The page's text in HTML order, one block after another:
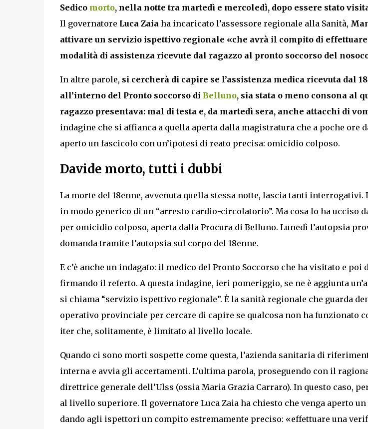
Sedico morto, nella notte tra martedì e mercoledì, dopo essere stato
Il governatore Luca Zaiaha incaricato l’assessore regionale alla Sanità,
attivare un servizio ispettivo regionale «che avrà il compito di
modalità di assistenza ricevute dal ragazzo al pronto soccorso del
In altre parole, si cercherà di capire se l’assistenza medica ricevuta dal
all’interno del Pronto soccorso di Belluno, sia stata o meno consona al
ragazzo presentava: mal di testa e, da martedì sera, anche attacchi di
indagine che si affianca a quella aperta dalla magistratura che a poche ore
aperto un fascicolo con un’ipotesi di reato precisa: omicidio colposo.
Davide morto, tutti i dubbi
La morte del 18enne, avvenuta quella stessa notte, lascia tanti
in modo generico di un “arresto cardio-circolatorio”. Ma cosa lo ha ucciso
per omicidio colposo, aperta dalla Procura di Belluno. Lunedì l’autopsia
domanda tramite l’autopsia sul corpo del 18enne.
E c’è anche un indagato: il medico del Pronto Soccorso che ha visitato e poi
firmando il referto. A questa indagine, ieri pomeriggio, se ne è aggiunta
si chiama “servizio ispettivo regionale”. È la sanità regionale che guarda
operativo provinciale per cercare di capire se qualcosa non ha funzionato
iter che, solitamente, è limitato al livello locale.
Quando ci sono morti sospette come questa, l’azienda sanitaria di
interna e avvia gli accertamenti. L’ultima parola, proseguendo con il
direttrice generale dell’Ulss (ossia Maria Grazia Carraro). In questo caso,
al livello superiore. Il governatore Luca Zaia ha chiesto che venga aperto
dando agli ispettori un compito estremamente preciso: «effettuare una